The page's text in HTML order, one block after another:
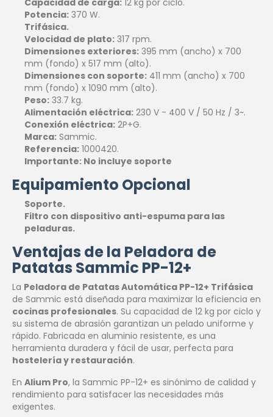
Capacidad de carga: 12 kg por ciclo.
Potencia: 370 W.
Trifásica.
Velocidad de plato: 317 rpm.
Dimensiones exteriores: 395 mm (ancho) x 700
mm (fondo) x 517 mm (alto).
Dimensiones con soporte: 411 mm (ancho) x 700
mm (fondo) x 1090 mm (alto).
Peso: 33.7 kg.
Alimentación eléctrica: 230 V - 400 V / 50 Hz / 3~.
Conexión eléctrica: 2P+G.
Marca: Sammic.
Referencia: 1000420.
Importante: No incluye soporte
Equipamiento Opcional
Soporte.
Filtro con dispositivo anti-espuma para las
peladuras.
Ventajas de la Peladora de
Patatas Sammic PP-12+
La Peladora de Patatas Automática PP-12+ Trifásica
de Sammic está diseñada para maximizar la eficiencia en
cocinas profesionales. Su capacidad de 12 kg por ciclo y
su sistema de abrasión garantizan un pelado uniforme y
rápido. Fabricada en aluminio resistente, es una
herramienta duradera y fácil de usar, perfecta para
hostelería y restauración.
En Alium Pro, la Sammic PP-12+ es sinónimo de calidad y
rendimiento para satisfacer las necesidades más
exigentes.